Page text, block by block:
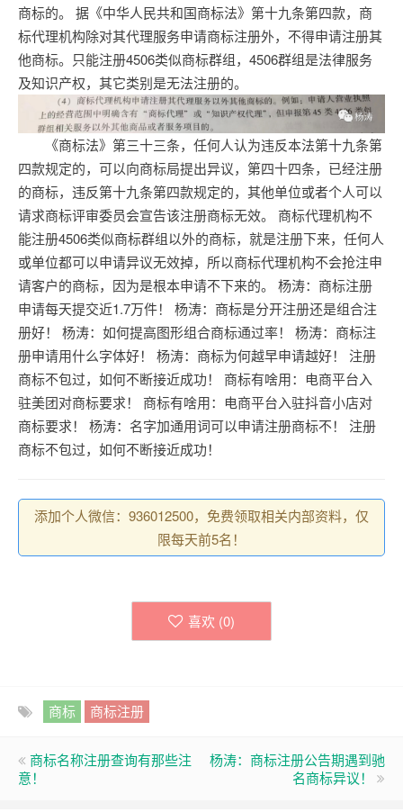
商标的。 据《中华人民共和国商标法》第十九条第四款，商
标代理机构除对其代理服务申请商标注册外，不得申请注册其
他商标。只能注册4506类似商标群组，4506群组是法律服务
及知识产权，其它类别是无法注册的。
《商标法》第三十三条，任何人认为违反本法第十九条第
四款规定的，可以向商标局提出异议，第四十四条，已经注册
的商标，违反第十九条第四款规定的，其他单位或者个人可以
请求商标评审委员会宣告该注册商标无效。 商标代理机构不
能注册4506类似商标群组以外的商标，就是注册下来，任何人
或单位都可以申请异议无效掉，所以商标代理机构不会抢注申
请客户的商标，因为是根本申请不下来的。 杨涛：商标注册
申请每天提交近1.7万件！
杨涛：商标是分开注册还是组合注
册好！
杨涛：如何提高图形组合商标通过率！
杨涛：商标注
册申请用什么字体好！
杨涛：商标为何越早申请越好！
注册
商标不包过，如何不断接近成功！
商标有啥用：电商平台入
驻美团对商标要求！
商标有啥用：电商平台入驻抖音小店对
商标要求！
杨涛：名字加通用词可以申请注册商标不！
注册
商标不包过，如何不断接近成功！
添加个人微信：936012500，免费领取相关内部资料，仅
限每天前5名！
喜欢 (0)
商标 商标注册
商标名称注册查询有那些注
意！
杨涛：商标注册公告期遇到驰
名商标异议！